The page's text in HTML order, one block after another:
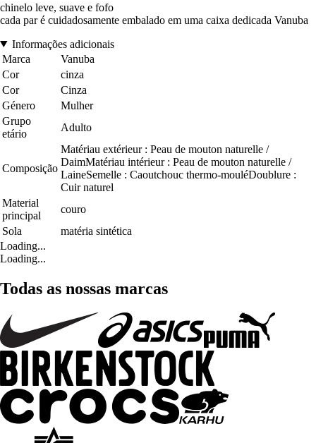
chinelo leve, suave e fofo
cada par é cuidadosamente embalado em uma caixa dedicada Vanuba
Informações adicionais
Marca
Vanuba
Cor
cinza
Cor
Cinza
Género
Mulher
Grupo
etário
Adulto
Composição
Matériau extérieur : Peau de mouton naturelle /
DaimMatériau intérieur : Peau de mouton naturelle /
LaineSemelle : Caoutchouc thermo-mouléDoublure :
Cuir naturel
Material
principal
couro
Sola
matéria sintética
Loading...
Loading...
Todas as nossas marcas